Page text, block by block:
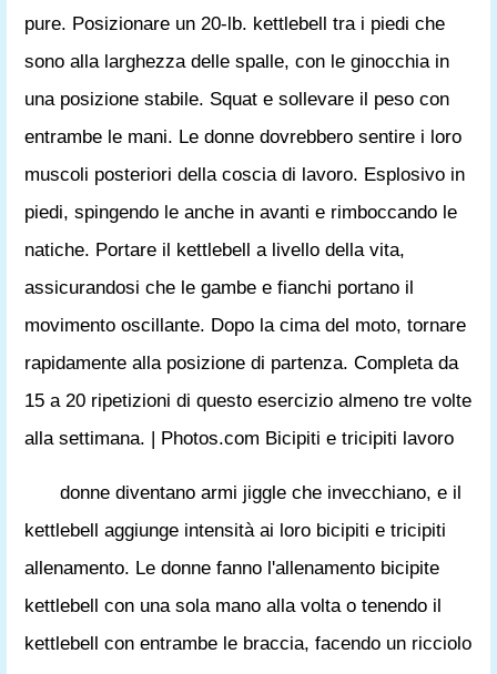
pure. Posizionare un 20-lb. kettlebell tra i piedi che
sono alla larghezza delle spalle, con le ginocchia in
una posizione stabile. Squat e sollevare il peso con
entrambe le mani. Le donne dovrebbero sentire i loro
muscoli posteriori della coscia di lavoro. Esplosivo in
piedi, spingendo le anche in avanti e rimboccando le
natiche. Portare il kettlebell a livello della vita,
assicurandosi che le gambe e fianchi portano il
movimento oscillante. Dopo la cima del moto, tornare
rapidamente alla posizione di partenza. Completa da
15 a 20 ripetizioni di questo esercizio almeno tre volte
alla settimana. | Photos.com Bicipiti e tricipiti lavoro
donne diventano armi jiggle che invecchiano, e il
kettlebell aggiunge intensità ai loro bicipiti e tricipiti
allenamento. Le donne fanno l'allenamento bicipite
kettlebell con una sola mano alla volta o tenendo il
kettlebell con entrambe le braccia, facendo un ricciolo